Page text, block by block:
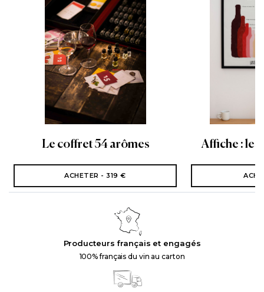
Le coffret 54 arômes
ACHETER - 319 €
Affiche : les
Producteurs français et engagés
100% français du vin au carton